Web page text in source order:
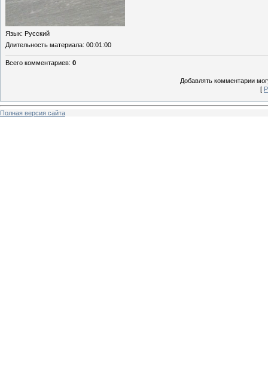
Язык: Русский
Длительность материала: 00:01:00
Всего комментариев: 0
Добавлять комментарии
[
Полная версия сайта